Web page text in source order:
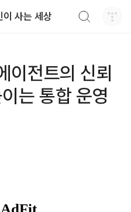
이 사는 세상
전트의 신뢰
는 통합 운영